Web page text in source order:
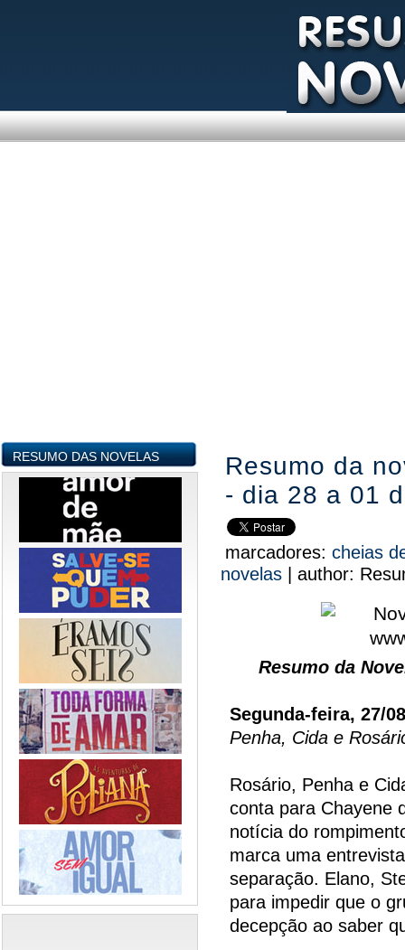
RESUMO DAS NOVELAS
Resumo da
- dia 28 a 01
marcadores: cheias
novelas | author:
Resumo da
Segunda-feira, 27/
Penha, Cida e
Rosário, Penha e
conta para Chayene
notícia do
marca uma
separação. Elano,
para impedir que o
decepção ao saber